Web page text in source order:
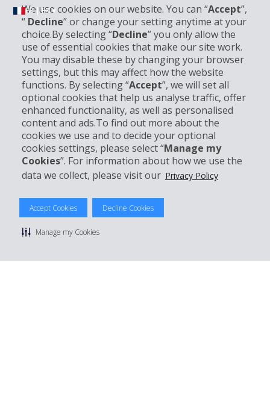
We use cookies on our website. You can “Accept”,
“ Decline” or change your setting anytime at your
choice.By selecting “Decline” you only allow the
use of essential cookies that make our site work.
You may disable these by changing your browser
settings, but this may affect how the website
functions. By selecting “Accept”, we will set all
optional cookies that help us analyse traffic, offer
enhanced functionality, as well as personalised
content and ads.To find out more about the
cookies we use and to decide your optional
cookies settings, please select “Manage my
Cookies”. For information about how we use the
data we collect, please visit our Privacy Policy
Accept Cookies Decline Cookies
Manage my Cookies
FR | FR ▾
Informations sur l'entreprise
Entreprise
Support client
Réserver avec Hertz
© 2026 The Hertz System, Inc.
Politique de confidentialité
Conditions de location |